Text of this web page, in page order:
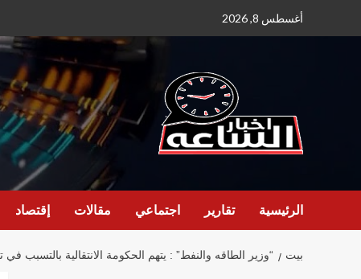
أغسطس 8, 2026
الرئيسية تقارير اجتماعي مقالات إقتصاد
بيت “وزير الطاقه والنفط” : يتهم الحكومة الانتقالية بالتسبب